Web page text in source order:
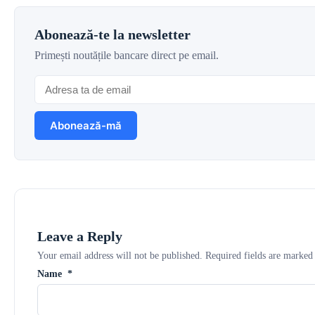
Abonează-te la newsletter
Primești noutățile bancare direct pe email.
Leave a Reply
Your email address will not be published.
Required fields are marked
Name *